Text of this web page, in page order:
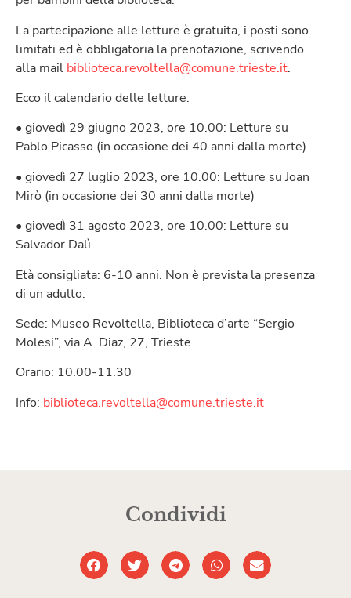
La partecipazione alle letture è gratuita, i posti sono
limitati ed è obbligatoria la prenotazione, scrivendo
alla mail biblioteca.revoltella@comune.trieste.it.
Ecco il calendario delle letture:
• giovedì 29 giugno 2023, ore 10.00: Letture su
Pablo Picasso (in occasione dei 40 anni dalla morte)
• giovedì 27 luglio 2023, ore 10.00: Letture su Joan
Mirò (in occasione dei 30 anni dalla morte)
• giovedì 31 agosto 2023, ore 10.00: Letture su
Salvador Dalì
Età consigliata: 6-10 anni. Non è prevista la presenza
di un adulto.
Sede: Museo Revoltella, Biblioteca d’arte “Sergio
Molesi”, via A. Diaz, 27, Trieste
Orario: 10.00-11.30
Info: biblioteca.revoltella@comune.trieste.it
Condividi